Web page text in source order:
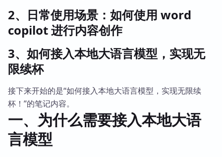
2、日常使用场景：如何使用 word
copilot 进行内容创作
3、如何接入本地大语言模型，实现无
限续杯
接下来开始的是“如何接入本地大语言模型，实现无限续
杯！”的笔记内容。
一、为什么需要接入本地大语
言模型